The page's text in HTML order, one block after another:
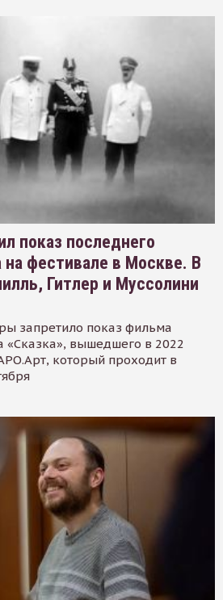
показ последнего
фестивале в Москве. В
Гитлер и Муссолини
запретило показ фильма
«Сказка», вышедшего в 2022
который проходит в